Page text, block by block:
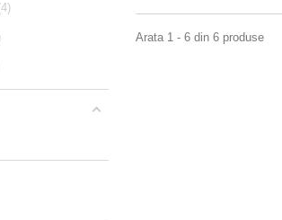
Arata 1 - 6 din 6 produse
4